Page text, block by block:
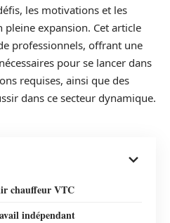
les motivations et les
pleine expansion. Cet article
professionnels, offrant une
pour se lancer dans
requises, ainsi que des
dans ce secteur dynamique.
chauffeur VTC
indépendant